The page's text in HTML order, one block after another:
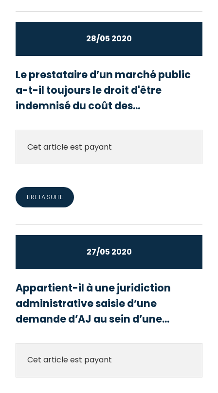
28/05 2020
Le prestataire d’un marché public
a-t-il toujours le droit d'être
indemnisé du coût des...
Cet article est payant
LIRE LA SUITE
27/05 2020
Appartient-il à une juridiction
administrative saisie d’une
demande d’AJ au sein d’une...
Cet article est payant